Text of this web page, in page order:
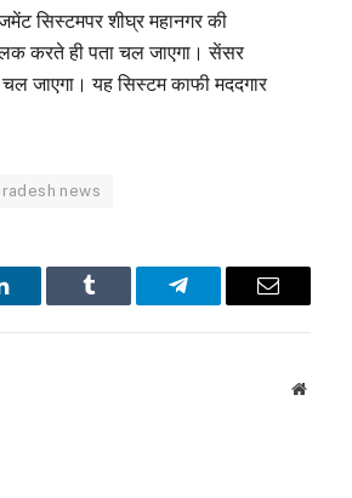
सिस्टमपर शीघ्र महानगर की
करते ही पता चल जाएगा। सेंसर
जाएगा। यह सिस्टम काफी मददगार
news
Tumblr Telegram Email
Website